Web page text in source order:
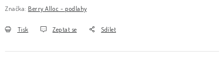
Značka: Berry Alloc - podlahy
Tisk Zeptat se Sdílet